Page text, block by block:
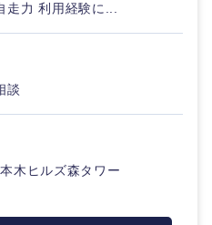
走力 利用経験に...
談
木ヒルズ森タワー